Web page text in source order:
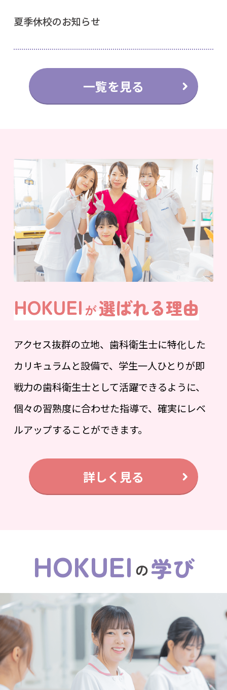
夏季休校のお知らせ
一覧を見る
HOKUEI が選ばれる理由
アクセス抜群の立地、歯科衛生士に特化した
カリキュラムと設備で、学生一人ひとりが即
戦力の歯科衛生士として活躍できるように、
個々の習熟度に合わせた指導で、確実にレベ
ルアップすることができます。
詳しく見る
HOKUEI の学び